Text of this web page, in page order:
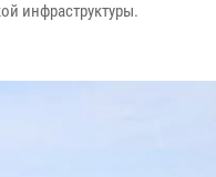
инфраструктуры.